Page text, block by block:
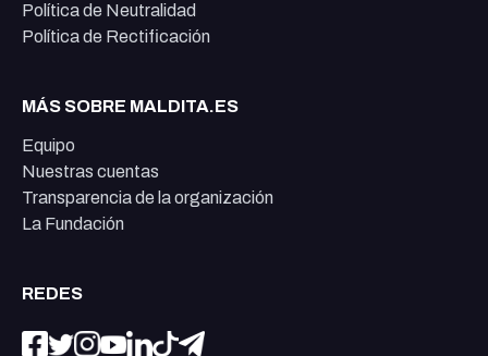
Política de Neutralidad
Política de Rectificación
MÁS SOBRE MALDITA.ES
Equipo
Nuestras cuentas
Transparencia de la organización
La Fundación
REDES